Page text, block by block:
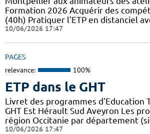
Formation 2026 Acquérir des
(40h) Pratiquer l'ETP en distanciel
10/06/2026 17:47
PAGES
relevance: 100%
ETP dans le GHT
Livret des programmes d'Education
GHT Est Hérault Sud Aveyron Les
région Occitanie par département
10/06/2026 17:47